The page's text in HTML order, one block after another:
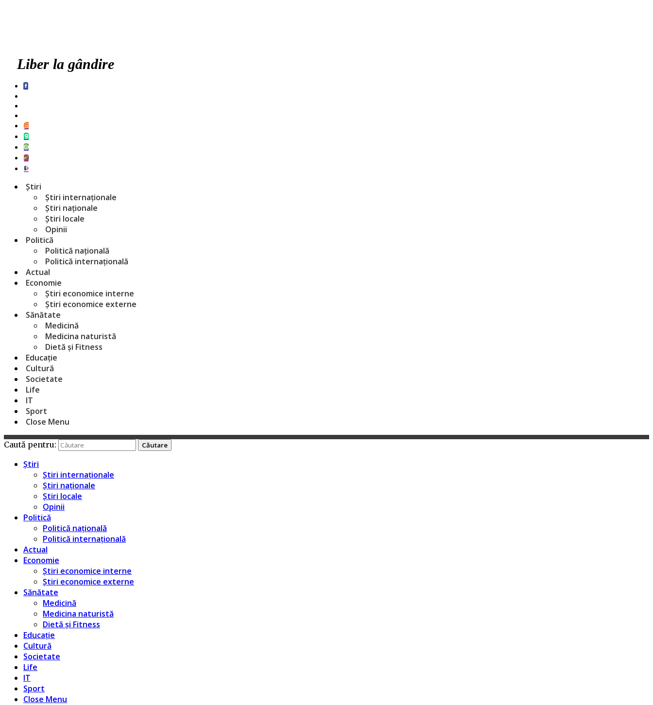
Liber la gândire
Știri
Știri internaționale
Știri naționale
Știri locale
Opinii
Politică
Politică națională
Politică internațională
Actual
Economie
Știri economice interne
Știri economice externe
Sănătate
Medicină
Medicina naturistă
Dietă și Fitness
Educație
Cultură
Societate
Life
IT
Sport
Close Menu
Caută pentru:
Știri
Știri internaționale
Știri naționale
Știri locale
Opinii
Politică
Politică națională
Politică internațională
Actual
Economie
Știri economice interne
Știri economice externe
Sănătate
Medicină
Medicina naturistă
Dietă și Fitness
Educație
Cultură
Societate
Life
IT
Sport
Close Menu